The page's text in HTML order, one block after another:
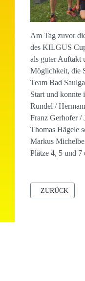
Am Tag zuvor
des KILGUS
als guter Auftakt
Möglichkeit, die
Team Bad
Start und konnte
Rundel /
Franz Gerhofer /
Thomas Hägele
Markus
Plätze 4, 5 und 7
ZURÜCK